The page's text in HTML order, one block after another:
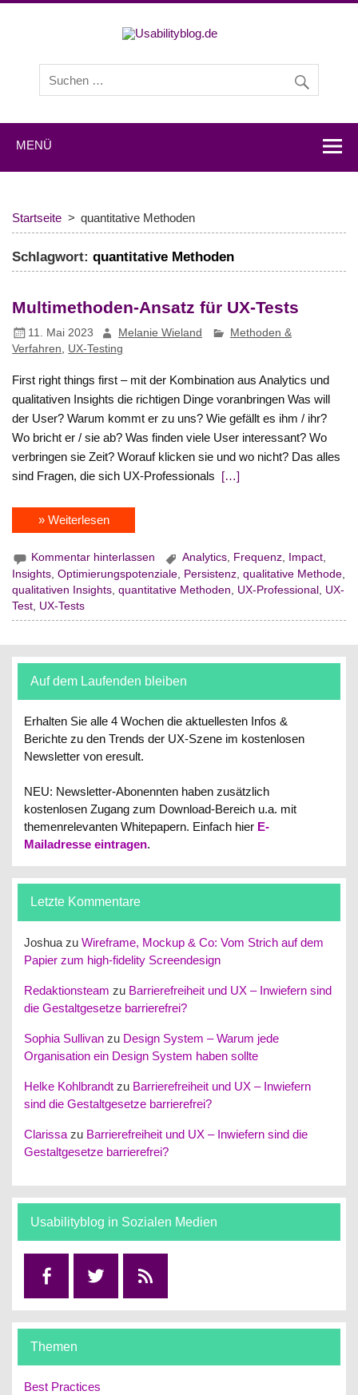
Experten zu den Themen Usability und User Experience.
MENÜ
Startseite quantitative Methoden
Schlagwort:quantitative Methoden
Multimethoden-Ansatz für UX-Tests
11. Mai 2023 Melanie Wieland
Methoden &
Verfahren
UX-Testing
First right things first – mit der Kombination aus Analytics und
qualitativen Insights die richtigen Dinge voranbringen Was will
der User? Warum kommt er zu uns? Wie gefällt es ihm / ihr?
Wo bricht er / sie ab? Was finden viele User interessant? Wo
verbringen sie Zeit? Worauf klicken sie und wo nicht? Das alles
sind Fragen, die sich UX-Professionals […]
» Weiterlesen
Kommentar hinterlassen Analytics, Frequenz, Impact,
Insights ,Optimierungspotenziale Persistenz ,qualitative Methode
qualitativen Insights ,quantitative Methoden UX-Professional UX-
Test UX-Tests
Auf dem Laufenden bleiben
Erhalten Sie alle 4 Wochen die aktuellesten Infos &
Berichte zu den Trends der UX-Szene im kostenlosen
Newsletter von eresult.
NEU: Newsletter-Abonennten haben zusätzlich
kostenlosen Zugang zum Download-Bereich u.a. mit
themenrelevanten Whitepapern. Einfach hier E-
Mailadresse eintragen.
Letzte Kommentare
Joshua zuWireframe, Mockup & Co: Vom Strich auf dem
Papier zum high-fidelity Screendesign
Redaktionsteam zu Barrierefreiheit und UX – Inwiefern sind
die Gestaltgesetze barrierefrei?
Sophia Sullivan zu Design System – Warum jede
Organisation ein Design System haben sollte
Helke Kohlbrandt zu Barrierefreiheit und UX – Inwiefern
sind die Gestaltgesetze barrierefrei?
Clarissa zu Barrierefreiheit und UX – Inwiefern sind die
Gestaltgesetze barrierefrei?
Usabilityblog in Sozialen Medien
Themen
Best Practices